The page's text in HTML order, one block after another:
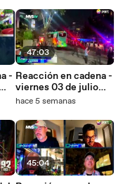
-
47:03
Reacción en cadena -
viernes 03 de julio
2026
hace 5 semanas
45:04